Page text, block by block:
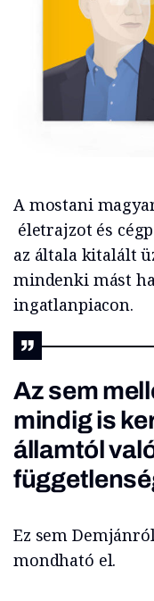
A mostani
életrajzot és
az általa kitalált
mindenki mást
ingatlanpiacon.
Az sem
mindig is
államtól
Ez sem
mondható el.